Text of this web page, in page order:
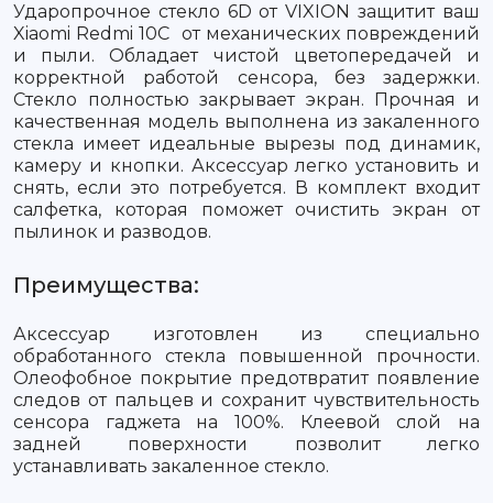
Ударопрочное стекло 6D от VIXION защитит ваш
Xiaomi Redmi 10C от механических повреждений
и пыли. Обладает чистой цветопередачей и
корректной работой сенсора, без задержки.
Стекло полностью закрывает экран. Прочная и
качественная модель выполнена из закаленного
стекла имеет идеальные вырезы под динамик,
камеру и кнопки. Аксессуар легко установить и
снять, если это потребуется. В комплект входит
салфетка, которая поможет очистить экран от
пылинок и разводов.
Преимущества:
Аксессуар изготовлен из специально
обработанного стекла повышенной прочности.
Олеофобное покрытие предотвратит появление
следов от пальцев и сохранит чувствительность
сенсора гаджета на 100%. Клеевой слой на
задней поверхности позволит легко
устанавливать закаленное стекло.